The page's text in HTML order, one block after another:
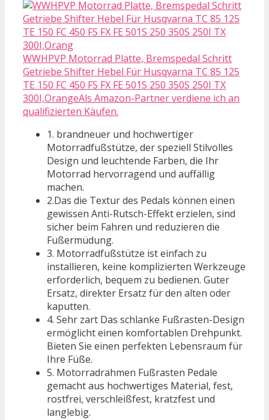
WWHPVP Motorrad Platte, Bremspedal Schritt
Getriebe Shifter Hebel Für Husqvarna TC 85 125
TE 150 FC 450 FS FX FE 501S 250 350S 250I TX
300I,OrangeAls Amazon-Partner verdiene ich an
qualifizierten Käufen.
1. brandneuer und hochwertiger
Motorradfußstütze, der speziell Stilvolles
Design und leuchtende Farben, die Ihr
Motorrad hervorragend und auffällig
machen.
2.Das die Textur des Pedals können einen
gewissen Anti-Rutsch-Effekt erzielen, sind
sicher beim Fahren und reduzieren die
Fußermüdung.
3. Motorradfußstütze ist einfach zu
installieren, keine komplizierten Werkzeuge
erforderlich, bequem zu bedienen. Guter
Ersatz, direkter Ersatz für den alten oder
kaputten.
4. Sehr zart Das schlanke Fußrasten-Design
ermöglicht einen komfortablen Drehpunkt.
Bieten Sie einen perfekten Lebensraum für
Ihre Füße.
5. Motorradrahmen Fußrasten Pedale
gemacht aus hochwertiges Material, fest,
rostfrei, verschleißfest, kratzfest und
langlebig.